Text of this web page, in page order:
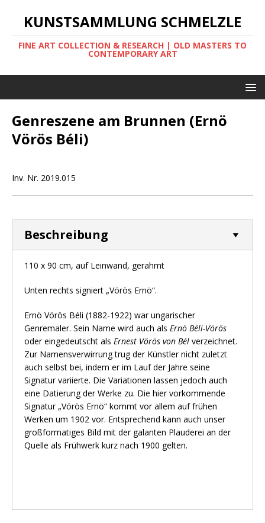
KUNSTSAMMLUNG SCHMELZLE
FINE ART COLLECTION & RESEARCH | OLD MASTERS TO
CONTEMPORARY ART
Genreszene am Brunnen (Ernö
Vörös Béli)
Inv. Nr. 2019.015
Beschreibung
110 x 90 cm, auf Leinwand, gerahmt
Unten rechts signiert „Vörös Ernö“.
Ernö Vörös Béli (1882-1922) war ungarischer
Genremaler. Sein Name wird auch als Ernö Béli-Vörös
oder eingedeutscht als Ernest Vörös von Bél verzeichnet.
Zur Namensverwirrung trug der Künstler nicht zuletzt
auch selbst bei, indem er im Lauf der Jahre seine
Signatur variierte. Die Variationen lassen jedoch auch
eine Datierung der Werke zu. Die hier vorkommende
Signatur „Vörös Ernö“ kommt vor allem auf frühen
Werken um 1902 vor. Entsprechend kann auch unser
großformatiges Bild mit der galanten Plauderei an der
Quelle als Frühwerk kurz nach 1900 gelten.